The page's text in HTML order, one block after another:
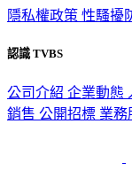
隱私權政策 性騷擾
認識 TVBS
公司介紹 企業動態
銷售 公開招標 業務